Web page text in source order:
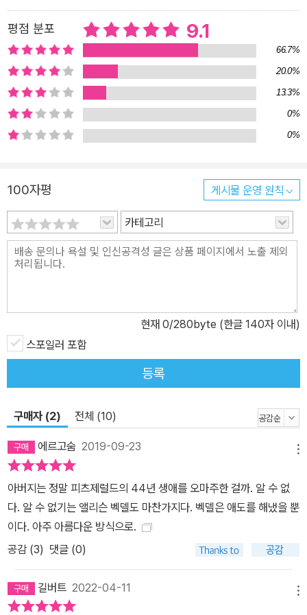
평점 분포 9.1
66.7%
20.0%
13.3%
0%
0%
100자평 게시물 운영 원칙
카테고리
현재 0/280byte (한글 140자 이내)
스포일러 포함
등록
구매자 (2) 전체 (10)
에르고숨 2019-09-23
아버지는 정말 피츠제럴드의 44년 생애를 오마주한 걸까. 알 수 없
다. 알 수 없기는 앨리슨 벡델도 마찬가지다. 벡델은 애도를 해냈을 뿐
이다. 아주 아름다운 방식으로.
공감 (3) 댓글 (0)
길버트 2022-04-11